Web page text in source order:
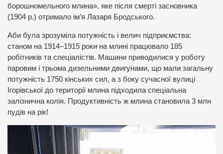
борошномельного млина», яке після смерті засновника
(1904 р.) отримало ім’я Лазаря Бродського.
Аби була зрозуміла потужність і велич підприємства:
станом на 1914–1915 роки на млині працювало 185
робітників та спеціалістів. Машини приводилися у роботу
паровим і трьома дизельними двигунами, що мали загальну
потужність 1750 кінських сил, а з боку сучасної вулиці
Ігорівської до території млина підходила спеціальна
залізнична колія. Продуктивність ж млина становила 3 млн
пудів на рік!